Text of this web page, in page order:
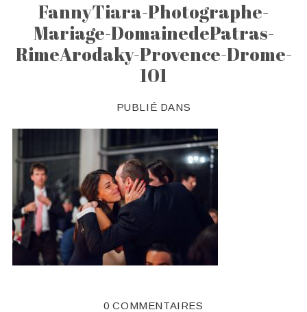
FannyTiara-Photographe-
Mariage-DomainedePatras-
RimeArodaky-Provence-Drome-
101
PUBLIÉ DANS
0 COMMENTAIRES